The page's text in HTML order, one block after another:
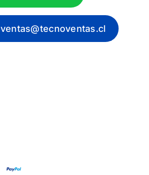
ventas@tecnoventas.cl